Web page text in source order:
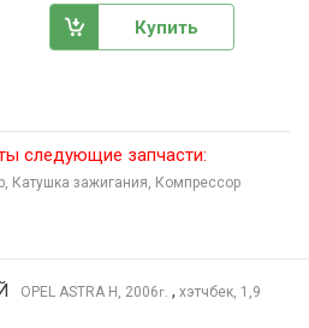
Купить
следующие запчасти:
Катушка зажигания, Компрессор
OPEL ASTRA H, 2006г. , хэтчбек, 1,9